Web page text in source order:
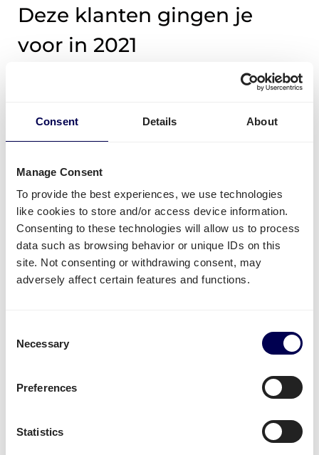
Consent Details About
Manage Consent
To provide the best experiences, we use technologies
like cookies to store and/or access device information.
Consenting to these technologies will allow us to process
data such as browsing behavior or unique IDs on this
site. Not consenting or withdrawing consent, may
adversely affect certain features and functions.
Selection
Necessary
Preferences
Statistics
Deze klanten gingen je
voor in 2021
Meer vragen?
Moeten matrassen op een pallet worden
geplaatst?
Matrassen en alle andere soorten goederen
portaal.